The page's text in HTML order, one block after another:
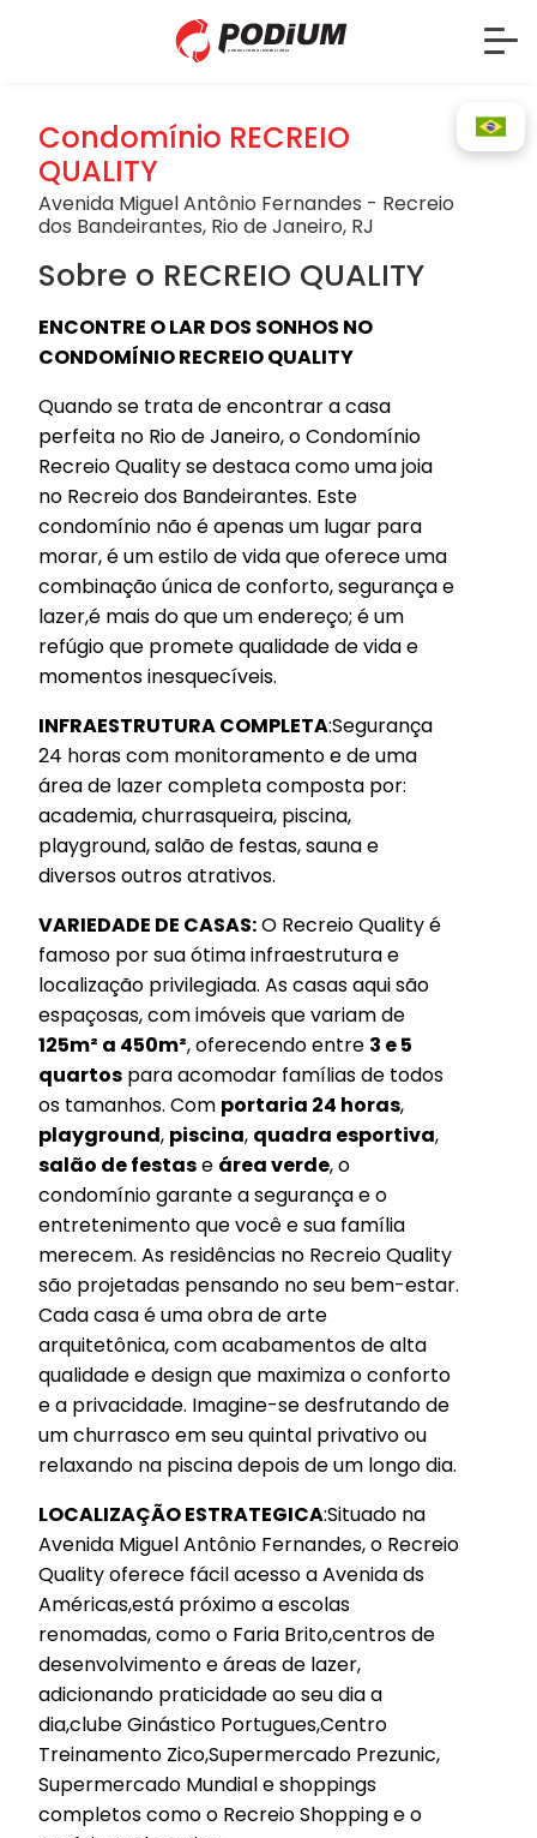
Condomínio RECREIO
QUALITY
Avenida Miguel Antônio Fernandes - Recreio
dos Bandeirantes, Rio de Janeiro, RJ
Sobre o RECREIO QUALITY
ENCONTRE O LAR DOS SONHOS NO
CONDOMÍNIO RECREIO QUALITY
Quando se trata de encontrar a casa
perfeita no Rio de Janeiro, o Condomínio
Recreio Quality se destaca como uma joia
no Recreio dos Bandeirantes. Este
condomínio não é apenas um lugar para
morar, é um estilo de vida que oferece uma
combinação única de conforto, segurança e
lazer,é mais do que um endereço; é um
refúgio que promete qualidade de vida e
momentos inesquecíveis.
INFRAESTRUTURA COMPLETA:Segurança
24 horas com monitoramento e de uma
área de lazer completa composta por:
academia, churrasqueira, piscina,
playground, salão de festas, sauna e
diversos outros atrativos.
VARIEDADE DE CASAS:O Recreio Quality é
famoso por sua ótima infraestrutura e
localização privilegiada. As casas aqui são
espaçosas, com imóveis que variam de
125m² a 450m², oferecendo entre 3 e 5
quartos para acomodar famílias de todos
os tamanhos. Com portaria 24 horas,
playground, piscina, quadra esportiva,
salão de festase área verde, o
condomínio garante a segurança e o
entretenimento que você e sua família
merecem. As residências no Recreio Quality
são projetadas pensando no seu bem-estar.
Cada casa é uma obra de arte
arquitetônica, com acabamentos de alta
qualidade e design que maximiza o conforto
e a privacidade. Imagine-se desfrutando de
um churrasco em seu quintal privativo ou
relaxando na piscina depois de um longo dia.
LOCALIZAÇÃO ESTRATEGICA:Situado na
Avenida Miguel Antônio Fernandes, o Recreio
Quality oferece fácil acesso a Avenida ds
Américas,está próximo a escolas
renomadas, como o Faria Brito,centros de
desenvolvimento e áreas de lazer,
adicionando praticidade ao seu dia a
dia,clube Ginástico Portugues,Centro
Treinamento Zico,Supermercado Prezunic,
Supermercado Mundial e shoppings
completos como o Recreio Shopping e o